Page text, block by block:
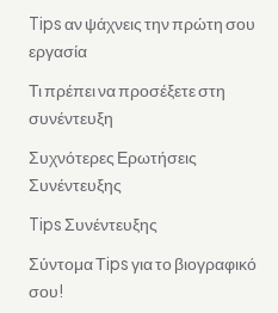
Tips αν ψάχνεις την πρώτη σου
εργασία
Τι πρέπει να προσέξετε στη
συνέντευξη
Συχνότερες Ερωτήσεις
Συνέντευξης
Tips Συνέντευξης
Σύντομα Τips για το βιογραφικό
σου!